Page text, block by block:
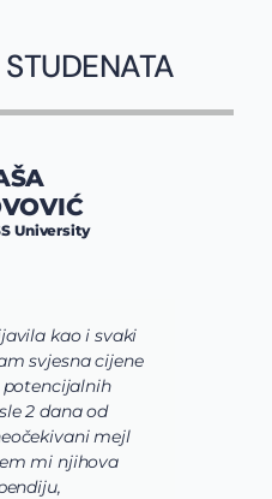
kao i svaki
svjesna cijene
2 dana od
mejl
mi njihova
University